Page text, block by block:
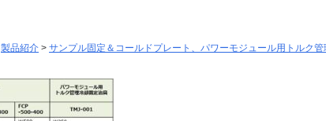
製品紹介 > サンプル固定＆コールドプレート、パワーモジュール用トルク